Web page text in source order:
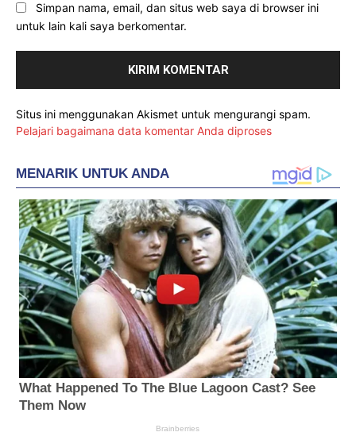
Simpan nama, email, dan situs web saya di browser ini
untuk lain kali saya berkomentar.
Situs ini menggunakan Akismet untuk mengurangi spam.
Pelajari bagaimana data komentar Anda diproses